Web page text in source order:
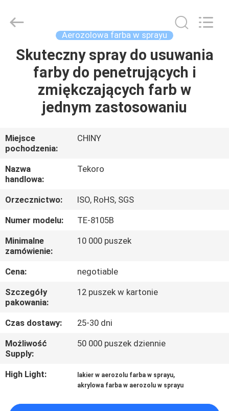
DO
DOMU
PRODUKTY
O
NAS
WYCIECZKA
PO
FABRYCE
KONTROLA
JAKOŚCI
SKONTAKTUJ
SIĘ
Z
NAMI
INDUSTRY
Reserved.
Aerozolowa farba w sprayu
Skuteczny spray do usuwania
farby do penetrujących i
zmiękczających farb w
jednym zastosowaniu
Miejsce
pochodzenia:
CHINY
Nazwa
handlowa:
Tekoro
Orzecznictwo:
ISO, RoHS, SGS
Numer modelu:
TE-8105B
Minimalne
zamówienie:
10 000 puszek
Cena:
negotiable
Szczegóły
pakowania:
12 puszek w kartonie
Czas dostawy:
25-30 dni
Możliwość
Supply:
50 000 puszek dziennie
High Light: lakier w aerozolu farba w sprayu,
akrylowa farba w aerozolu w sprayu